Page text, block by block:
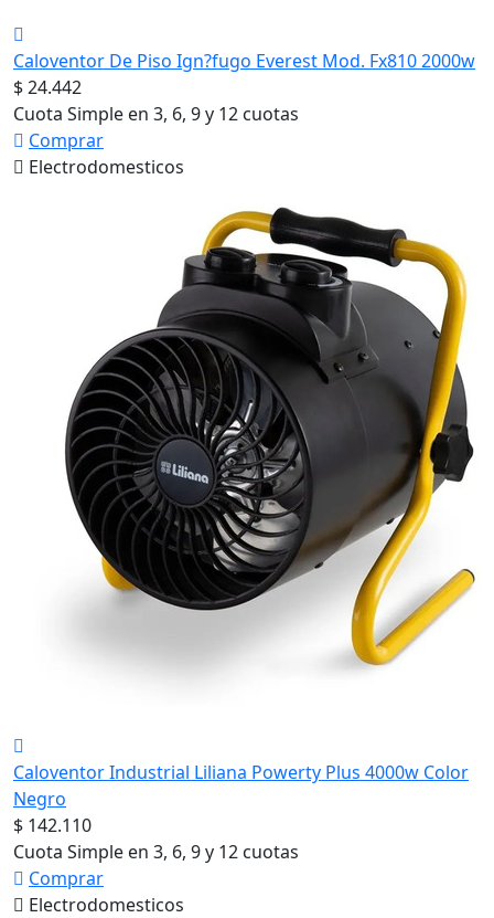
Caloventor De Piso Ign?fugo Everest Mod. Fx810 2000w
$ 24.442
Cuota Simple en 3, 6, 9 y 12 cuotas
Comprar
Electrodomesticos
Caloventor Industrial Liliana Powerty Plus 4000w Color
Negro
$ 142.110
Cuota Simple en 3, 6, 9 y 12 cuotas
Comprar
Electrodomesticos